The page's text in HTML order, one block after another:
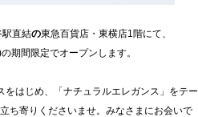
駅直結の東急百貨店・東横店1階にて、
期間限定でオープンします。
はじめ、「ナチュラルエレガンス」をテー
ち寄りくださいませ。みなさまにお会いで